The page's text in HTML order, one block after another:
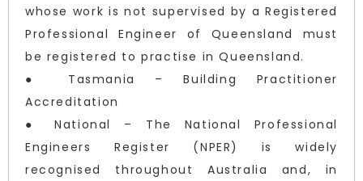
whose work is not supervised by a Registered
Professional Engineer of Queensland must
be registered to practise in Queensland.
● Tasmania – Building Practitioner
Accreditation
● National – The National Professional
Engineers Register (NPER) is widely
recognised throughout Australia and, in